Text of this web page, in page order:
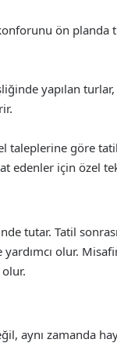
ön planda
yapılan turlar,
taleplerine göre
edenler için özel
tutar. Tatil
olur.
aynı zamanda